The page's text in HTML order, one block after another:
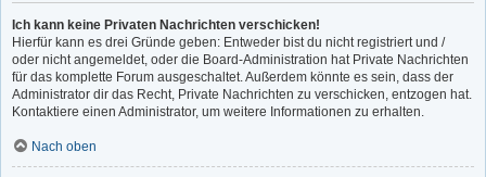
Ich kann keine Privaten Nachrichten verschicken!
Hierfür kann es drei Gründe geben: Entweder bist du nicht registriert und /
oder nicht angemeldet, oder die Board-Administration hat Private Nachrichten
für das komplette Forum ausgeschaltet. Außerdem könnte es sein, dass der
Administrator dir das Recht, Private Nachrichten zu verschicken, entzogen hat.
Kontaktiere einen Administrator, um weitere Informationen zu erhalten.
Nach oben